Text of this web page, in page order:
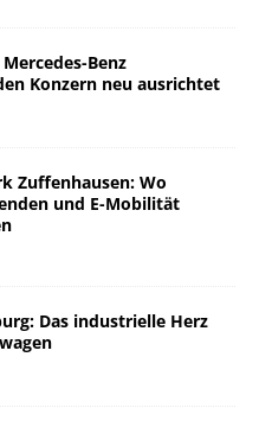
Benz
Konzern neu ausrichtet
Zuffenhausen: Wo
und E-Mobilität
Das industrielle Herz